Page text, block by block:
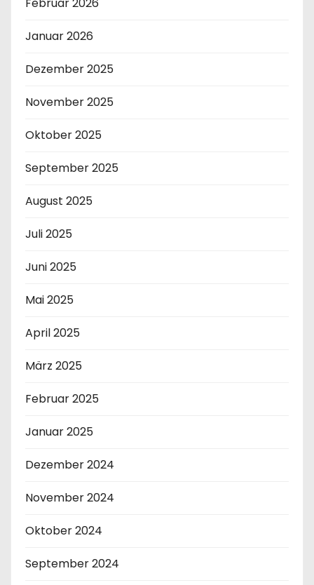
Februar 2026
Januar 2026
Dezember 2025
November 2025
Oktober 2025
September 2025
August 2025
Juli 2025
Juni 2025
Mai 2025
April 2025
März 2025
Februar 2025
Januar 2025
Dezember 2024
November 2024
Oktober 2024
September 2024